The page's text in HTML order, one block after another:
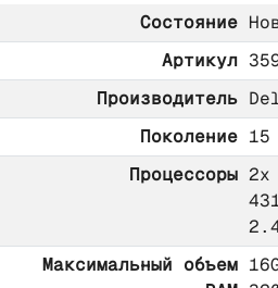
Состояние
Артикул
Производитель
Поколение 15
Процессоры
Максимальный объем